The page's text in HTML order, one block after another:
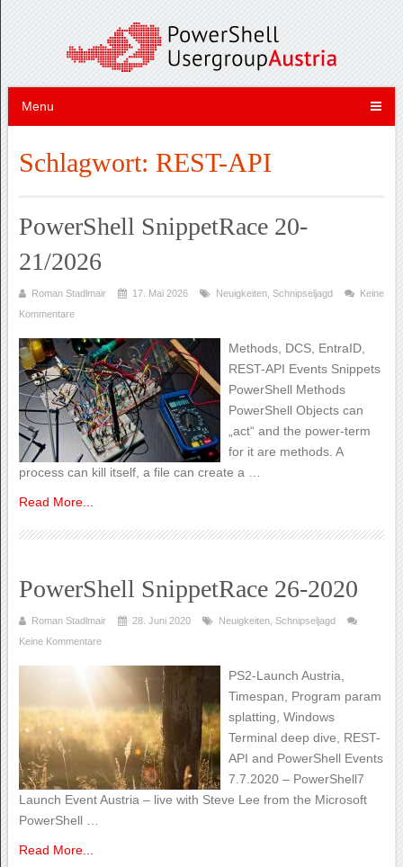
Menu
Schlagwort: REST-API
PowerShell SnippetRace 20-
21/2026
Roman Stadlmair 17. Mai 2026 Neuigkeiten, Schnipseljagd
Keine
Kommentare
Methods, DCS, EntraID,
REST-API Events Snippets
PowerShell Methods
PowerShell Objects can
„act“ and the power-term
for it are methods. A
process can kill itself, a file can create a …
Read More...
PowerShell SnippetRace 26-2020
Roman Stadlmair 28. Juni 2020 Neuigkeiten, Schnipseljagd
Keine Kommentare
PS2-Launch Austria,
Timespan, Program param
splatting, Windows
Terminal deep dive, REST-
API and PowerShell Events
7.7.2020 – PowerShell7
Launch Event Austria – live with Steve Lee from the Microsoft
PowerShell …
Read More...